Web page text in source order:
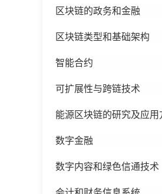
区块链的政务和金融
区块链类型和基础架构
智能合约
可扩展性与跨链技术
能源区块链的研究及应用
数字金融
数字内容和绿色信通技术